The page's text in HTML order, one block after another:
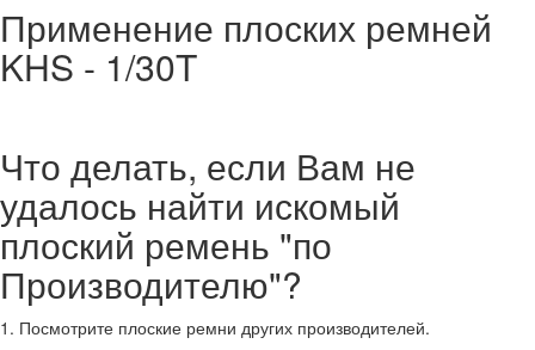
Применение плоских ремней
KHS - 1/30T
Что делать, если Вам не
удалось найти искомый
плоский ремень "по
Производителю"?
1. Посмотрите плоские ремни других производителей.